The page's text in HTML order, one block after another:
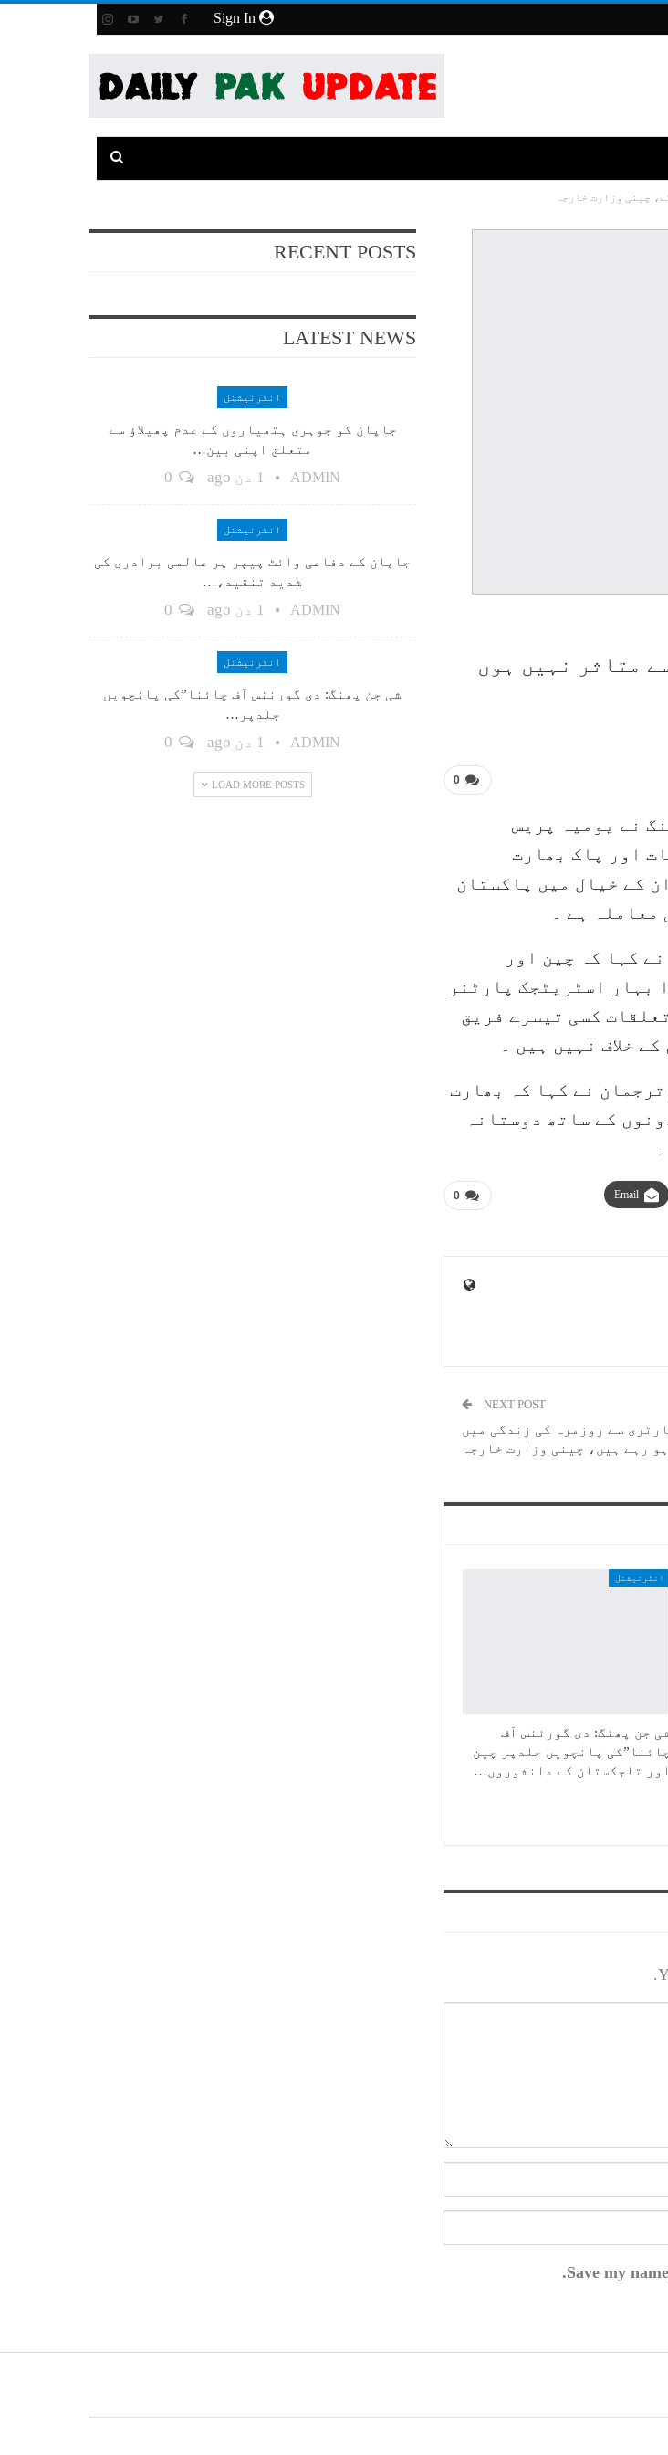
چینی وزارت خارجہ
متاثر نہیں ہوں
0
نے یومیہ پریس
اور پاک بھارت
کے خیال میں پاکستان
ہے ۔
کہا کہ چین اور
بہار اسٹریٹجک پارٹنر
کسی تیسرے فریق
خلاف نہیں ہیں ۔
نے کہا کہ بھارت
کے ساتھ دوستانہ
0 Email
NEXT POST
سے روزمرہ کی زندگی میں
رہے ہیں، چینی وزارت خارجہ
انٹرنیشنل
جن پھنگ: دی گورننس آف
پانچویں جلدپر چین
اور تاجکستان کے دانشوروں…
Save my
RECENT POSTS
LATEST NEWS
انٹرنیشنل
جاپان کو جوہری ہتھیاروں کے عدم پھیلاؤ سے
متعلق اپنی بین…
ADMIN 1 دن ago
انٹرنیشنل
جاپان کے دفاعی وائٹ پیپر پر عالمی برادری کی
شدید تنقید،…
ADMIN 1 دن ago
انٹرنیشنل
شی جن پھنگ: دی گورننس آف چائنا”کی پانچویں
جلدپر…
ADMIN 1 دن ago
LOAD MORE POSTS